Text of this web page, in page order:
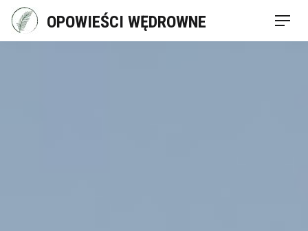
Skip
content
OPOWIEŚCI WĘDROWNE